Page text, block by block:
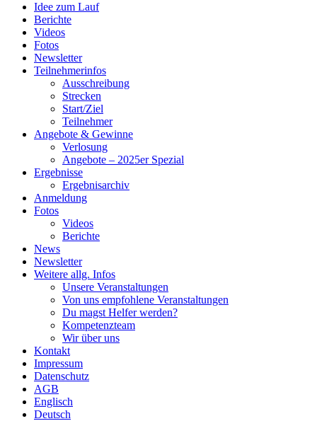
Idee zum Lauf
Berichte
Videos
Fotos
Newsletter
Teilnehmerinfos
Ausschreibung
Strecken
Start/Ziel
Teilnehmer
Angebote & Gewinne
Verlosung
Angebote – 2025er Spezial
Ergebnisse
Ergebnisarchiv
Anmeldung
Fotos
Videos
Berichte
News
Newsletter
Weitere allg. Infos
Unsere Veranstaltungen
Von uns empfohlene Veranstaltungen
Du magst Helfer werden?
Kompetenzteam
Wir über uns
Kontakt
Impressum
Datenschutz
AGB
Englisch
Deutsch